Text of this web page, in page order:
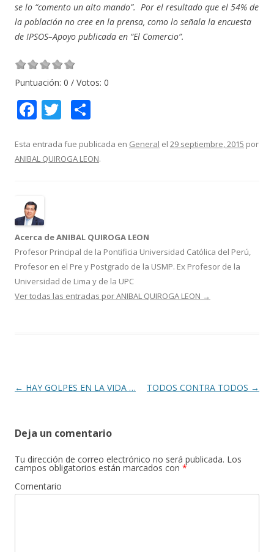
se lo “comento un alto mando”. Por el resultado que el 54% de
la población no cree en la prensa, como lo señala la encuesta
de IPSOS–Apoyo publicada en “El Comercio”.
Puntuación: 0 / Votos: 0
F
ac
e
b
o
k
T
w
itt
er
m
p
Esta entrada fue publicada en General el 29 septiembre, 2015 por
ANIBAL QUIROGA LEON.
Acerca de ANIBAL QUIROGA LEON
Profesor Principal de la Pontificia Universidad Católica del Perú,
Profesor en el Pre y Postgrado de la USMP. Ex Profesor de la
Universidad de Lima y de la UPC
Ver todas las entradas por ANIBAL QUIROGA LEON →
Navegación
← HAY GOLPES EN LA VIDA … TODOS CONTRA TODOS →
Deja un comentario
Tu dirección de correo electrónico no será publicada. Los
campos obligatorios están marcados con *
Comentario